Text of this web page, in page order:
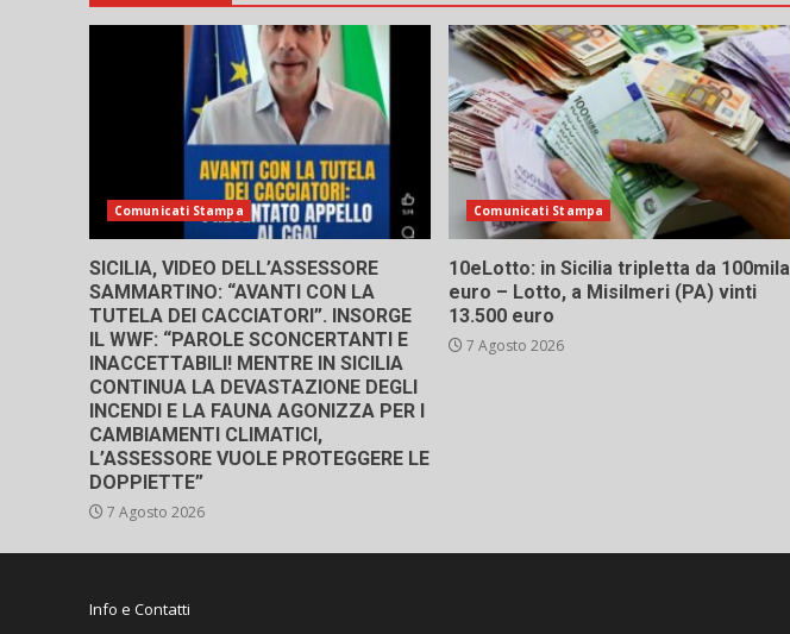
Comunicati Stampa
SICILIA, VIDEO DELL’ASSESSORE
SAMMARTINO: “AVANTI CON LA
TUTELA DEI CACCIATORI”. INSORGE
IL WWF: “PAROLE SCONCERTANTI E
INACCETTABILI! MENTRE IN SICILIA
CONTINUA LA DEVASTAZIONE DEGLI
INCENDI E LA FAUNA AGONIZZA PER I
CAMBIAMENTI CLIMATICI,
L’ASSESSORE VUOLE PROTEGGERE LE
DOPPIETTE”
7 Agosto 2026
Comunicati Stampa
10eLotto: in Sicilia tripletta da 100mila
euro – Lotto, a Misilmeri (PA) vinti
13.500 euro
7 Agosto 2026
Info e Contatti